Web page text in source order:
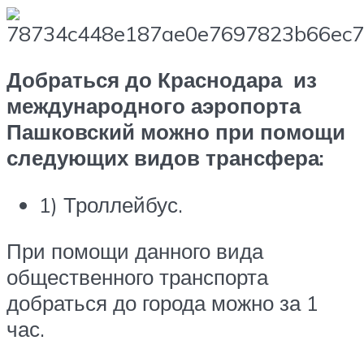
Добраться до Краснодара из
международного аэропорта
Пашковский можно при помощи
следующих видов трансфера:
1) Троллейбус.
При помощи данного вида
общественного транспорта
добраться до города можно за 1
час.